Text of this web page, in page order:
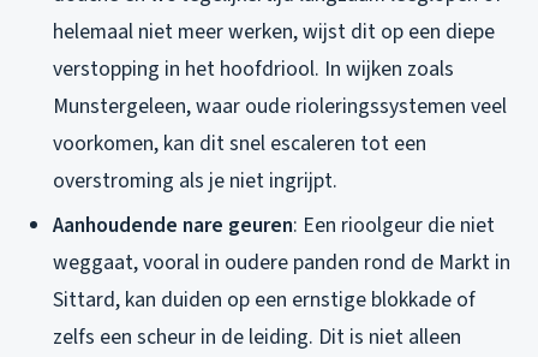
helemaal niet meer werken, wijst dit op een diepe
verstopping in het hoofdriool. In wijken zoals
Munstergeleen, waar oude rioleringssystemen veel
voorkomen, kan dit snel escaleren tot een
overstroming als je niet ingrijpt.
Aanhoudende nare geuren: Een rioolgeur die niet
weggaat, vooral in oudere panden rond de Markt in
Sittard, kan duiden op een ernstige blokkade of
zelfs een scheur in de leiding. Dit is niet alleen